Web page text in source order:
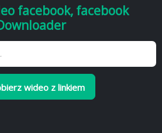
facebook, facebook
wideo z linkiem